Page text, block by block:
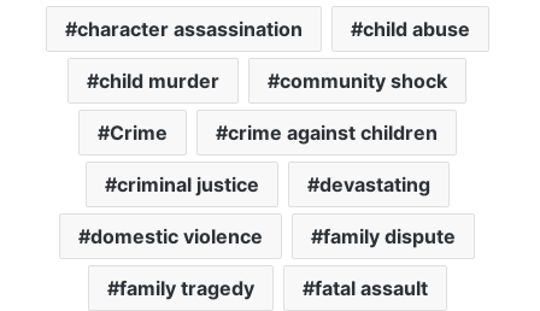
character assassination child abuse
child murder community shock
Crime crime against children
criminal justice devastating
domestic violence family dispute
family tragedy fatal assault